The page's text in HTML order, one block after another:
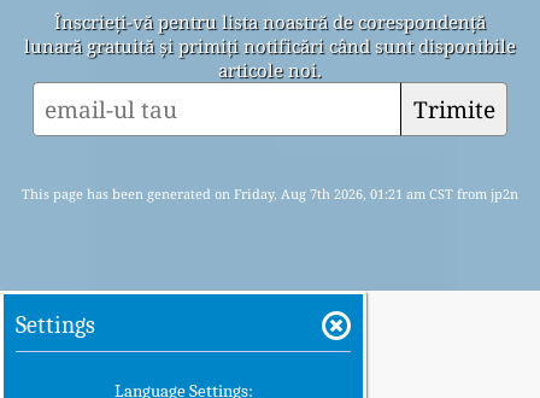
Înscrieți-vă pentru lista noastră de corespondență
lunară gratuită și primiți notificări când sunt disponibile
articole noi.
Trimite
This page has been generated on Friday, Aug 7th 2026, 01:21 am CST from jp2n
Settings
Language Settings: